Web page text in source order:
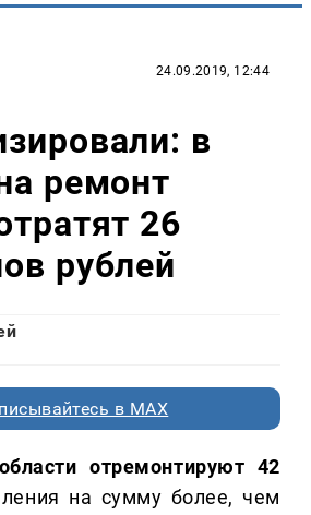
24.09.2019, 12:44
в
ремонт
26
рублей
в MAX
отремонтируют 42
на сумму более, чем